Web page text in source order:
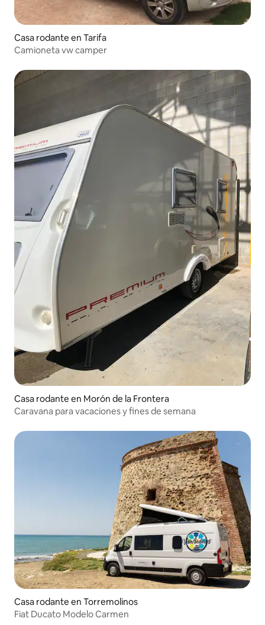
Casa rodante en Tarifa
Camioneta vw camper
Casa rodante en Morón de la Frontera
Caravana para vacaciones y fines de semana
Casa rodante en Torremolinos
Fiat Ducato Modelo Carmen